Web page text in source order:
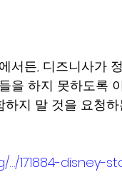
서든, 디즈니사가
을 하지 못하도록
하지 말 것을 요청
171884-disney-